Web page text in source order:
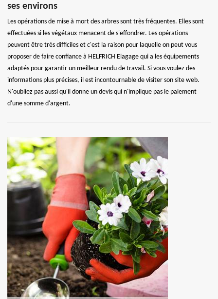
ses environs
Les opérations de mise à mort des arbres sont très fréquentes. Elles sont
effectuées si les végétaux menacent de s'effondrer. Les opérations
peuvent être très difficiles et c'est la raison pour laquelle on peut vous
proposer de faire confiance à HELFRICH Elagage qui a les équipements
adaptés pour garantir un meilleur rendu de travail. Si vous voulez des
informations plus précises, il est incontournable de visiter son site web.
N'oubliez pas aussi qu'il donne un devis qui n'implique pas le paiement
d'une somme d'argent.